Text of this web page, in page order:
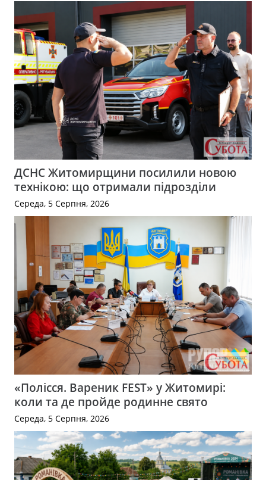
ДСНС Житомирщини посилили новою
технікою: що отримали підрозділи
Середа, 5 Серпня, 2026
«Полісся. Вареник FEST» у Житомирі:
коли та де пройде родинне свято
Середа, 5 Серпня, 2026